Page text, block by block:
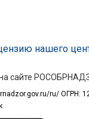
нашего
сайте
ru/ ОГРН: